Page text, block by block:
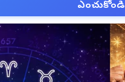
ఎంచుకోండి